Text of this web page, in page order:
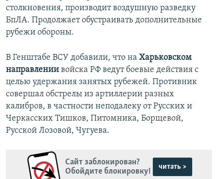
столкновения, производит воздушную разведку
БпЛА. Продолжает обустраивать дополнительные
рубежи обороны.
В Генштабе ВСУ добавили, что на Харьковском
направлении войска РФ ведут боевые действия с
целью удержания занятых рубежей. Противник
совершал обстрелы из артиллерии разных
калибров, в частности неподалеку от Русских и
Черкасских Тишков, Питомника, Борщевой,
Русской Лозовой, Чугуева.
Сайт заблокирован?
Обойдите блокировку!
читать >